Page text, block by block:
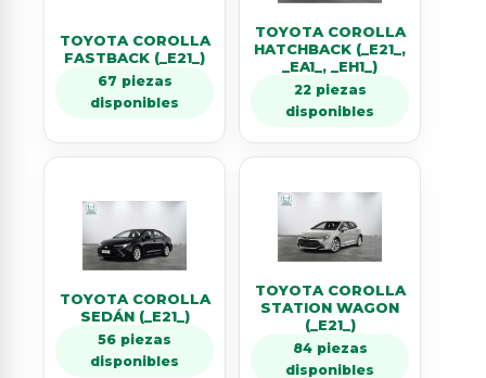
TOYOTA COROLLA
FASTBACK (_E21_)
67 piezas
disponibles
TOYOTA COROLLA
HATCHBACK (_E21_,
_EA1_, _EH1_)
22 piezas
disponibles
TOYOTA COROLLA
SEDÁN (_E21_)
56 piezas
disponibles
TOYOTA COROLLA
STATION WAGON
(_E21_)
84 piezas
disponibles